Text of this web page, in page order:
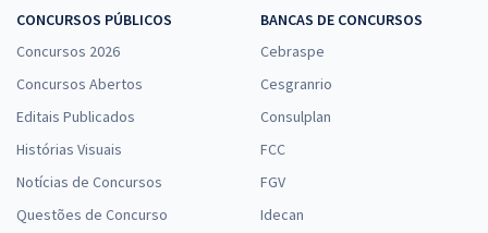
CONCURSOS PÚBLICOS
Concursos 2026
Concursos Abertos
Editais Publicados
Histórias Visuais
Notícias de Concursos
Questões de Concurso
BANCAS DE CONCURSOS
Cebraspe
Cesgranrio
Consulplan
FCC
FGV
Idecan